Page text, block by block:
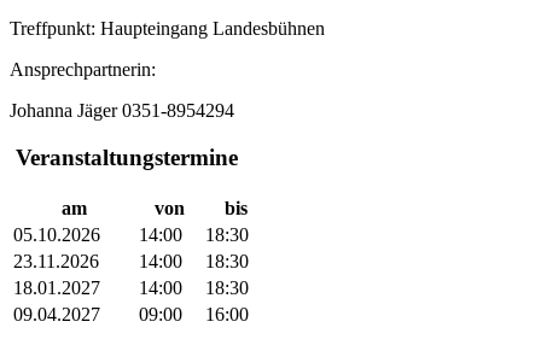
Treffpunkt: Haupteingang Landesbühnen
Ansprechpartnerin:
Johanna Jäger 0351-8954294
Veranstaltungstermine
am von
bis
05.10.2026
14:00
18:30
23.11.2026
14:00
18:30
18.01.2027
14:00
18:30
09.04.2027
09:00 16:00